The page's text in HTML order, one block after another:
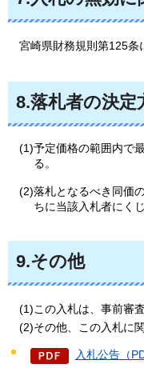
宮崎県財務規則第125条
8.落札者の決定
(1)予定価格の範囲内で
る。
(2)落札となるべき同価
ちに当該入札者にく
9.その他
(1)この入札は、事前審
(2)その他、この入札に
入札公告（